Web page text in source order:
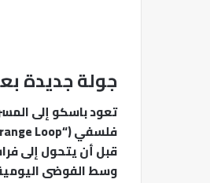
جولة جديدة
قبل أن يتحول إلى
وسط الفوضى